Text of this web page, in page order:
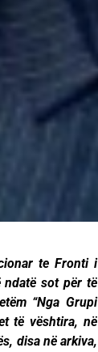
te Fronti i
ndatë sot për të
“Nga Grupi
të vështira, në
disa në arkiva,